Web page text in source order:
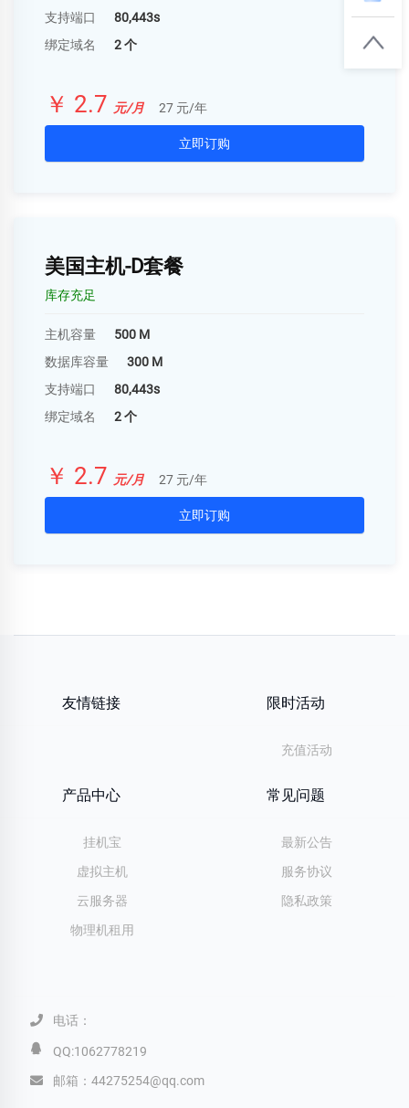
支持端口
80,443s
绑定域名
2 个
￥ 2.7 元/月 27 元/年
立即订购
美国主机-D套餐
库存充足
主机容量
500 M
数据库容量
300 M
支持端口
80,443s
绑定域名
2 个
￥ 2.7 元/月 27 元/年
立即订购
友情链接 限时活动
充值活动
产品中心
挂机宝
虚拟主机
云服务器
物理机租用
常见问题
最新公告
服务协议
隐私政策
电话：
QQ:1062778219
邮箱：44275254@qq.com